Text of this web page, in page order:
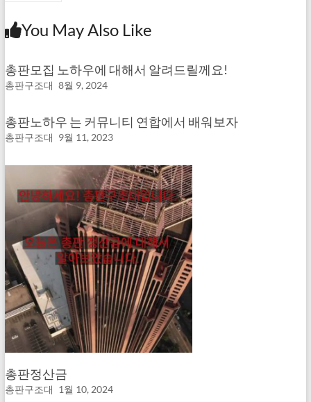
You May Also Like
총판모집 노하우에 대해서 알려드릴께요!
총판구조대 8월 9, 2024
총판노하우 는 커뮤니티 연합에서 배워보자
총판구조대 9월 11, 2023
총판정산금
총판구조대 1월 10, 2024